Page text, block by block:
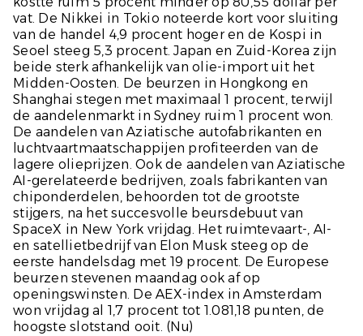
vat. De Nikkei in Tokio noteerde kort voor sluiting
van de handel 4,9 procent hoger en de Kospi in
Seoel steeg 5,3 procent. Japan en Zuid-Korea zijn
beide sterk afhankelijk van olie-import uit het
Midden-Oosten. De beurzen in Hongkong en
Shanghai stegen met maximaal 1 procent, terwijl
de aandelenmarkt in Sydney ruim 1 procent won.
De aandelen van Aziatische autofabrikanten en
luchtvaartmaatschappijen profiteerden van de
lagere olieprijzen. Ook de aandelen van Aziatische
AI-gerelateerde bedrijven, zoals fabrikanten van
chiponderdelen, behoorden tot de grootste
stijgers, na het succesvolle beursdebuut van
SpaceX in New York vrijdag. Het ruimtevaart-, AI-
en satellietbedrijf van Elon Musk steeg op de
eerste handelsdag met 19 procent. De Europese
beurzen stevenen maandag ook af op
openingswinsten. De AEX-index in Amsterdam
won vrijdag al 1,7 procent tot 1.081,18 punten, de
hoogste slotstand ooit. (Nu)